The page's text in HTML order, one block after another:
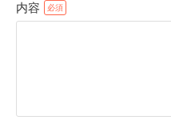
内容